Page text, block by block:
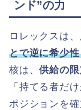
ンド”の力
ロレックスは
とで逆に希少
核は、供給の
「持てる者だ
ポジションを確